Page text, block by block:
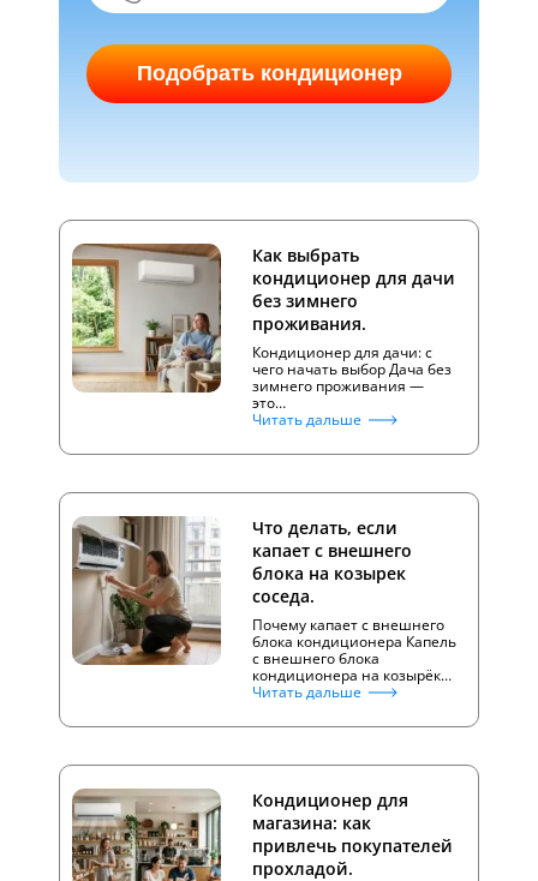
Подобрать кондиционер
Как выбрать
кондиционер для дачи
без зимнего
проживания.
Кондиционер для дачи: с
чего начать выбор Дача без
зимнего проживания —
это…
Читать дальше
Что делать, если
капает с внешнего
блока на козырек
соседа.
Почему капает с внешнего
блока кондиционера Капель
с внешнего блока
кондиционера на козырёк…
Читать дальше
Кондиционер для
магазина: как
привлечь покупателей
прохладой.